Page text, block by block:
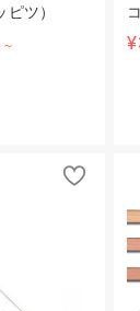
ツ）